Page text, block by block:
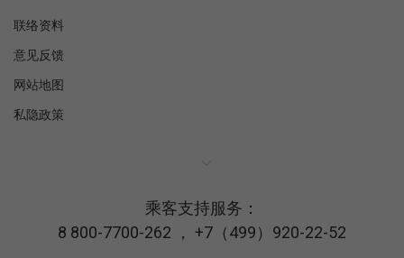
联络资料
意见反馈
网站地图
私隐政策
乘客支持服务：
8 800-7700-262 ， +7（499）920-22-52